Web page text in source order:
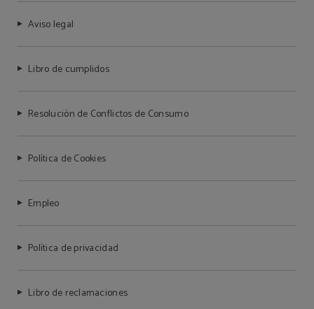
Aviso legal
Libro de cumplidos
Resolución de Conflictos de Consumo
Política de Cookies
Empleo
Política de privacidad
Libro de reclamaciones